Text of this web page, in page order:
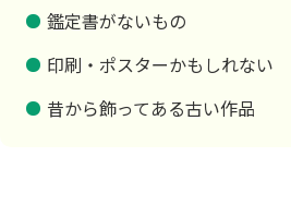
鑑定書がないもの
印刷・ポスターかもしれない
昔から飾ってある古い作品